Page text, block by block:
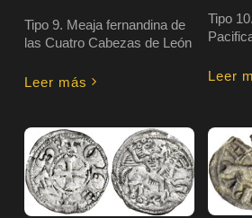
Tipo 9. Meaja fernandina de
las Cuatro Cabezas de León
Leer más
Tipo
Leer